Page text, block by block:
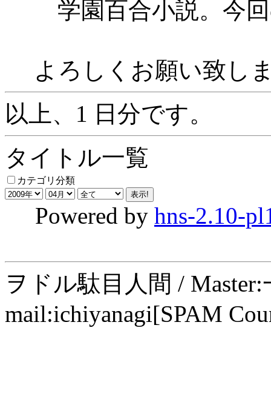
学園百合小説。今
よろしくお願い致し
以上、1 日分です。
タイトル一覧
カテゴリ分類
Powered by hns-2.10-
ヲドル駄目人間 /
mail:ichiyanagi[SPAM